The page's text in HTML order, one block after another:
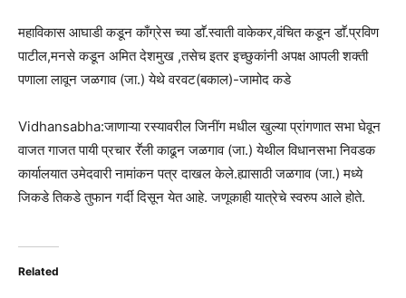
महाविकास आघाडी कडून काँग्रेस च्या डाॕ.स्वाती वाकेकर,वंचित कडून डाॕ.प्रविण
पाटील,मनसे कडून अमित देशमुख ,तसेच इतर इच्छुकांनी अपक्ष आपली शक्ती
पणाला लावून जळगाव (जा.) येथे वरवट(बकाल)-जामोद कडे
Vidhansabha:जाणाऱ्या रस्यावरील जिनींग मधील खुल्या प्रांगणात सभा घेवून
वाजत गाजत पायी प्रचार रॕली काढून जळगाव (जा.) येथील विधानसभा निवडक
कार्यालयात उमेदवारी नामांकन पत्र दाखल केले.ह्यासाठी जळगाव (जा.) मध्ये
जिकडे तिकडे तुफान गर्दी दिसून येत आहे. जणूकाही यात्रेचे स्वरुप आले होते.
Related